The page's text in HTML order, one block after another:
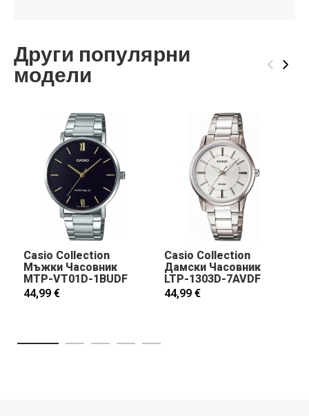
Други популярни
модели ‹ ›
Casio Collection
Мъжки Часовник
MTP-VT01D-1BUDF
44,99 €
Casio Collection
Дамски Часовник
LTP-1303D-7AVDF
44,99 €